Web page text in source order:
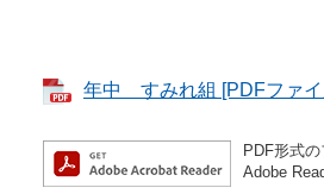
年中 すみれ組 [PDFファイ
PDF形式
Adobe